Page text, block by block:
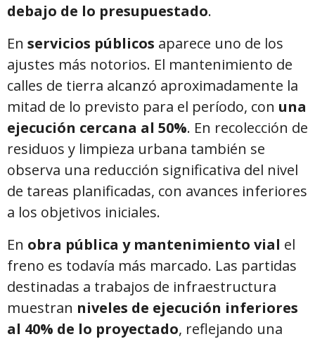
debajo de lo presupuestado.
En servicios públicos aparece uno de los
ajustes más notorios. El mantenimiento de
calles de tierra alcanzó aproximadamente la
mitad de lo previsto para el período, con una
ejecución cercana al 50%. En recolección de
residuos y limpieza urbana también se
observa una reducción significativa del nivel
de tareas planificadas, con avances inferiores
a los objetivos iniciales.
En obra pública y mantenimiento vial el
freno es todavía más marcado. Las partidas
destinadas a trabajos de infraestructura
muestran niveles de ejecución inferiores
al 40% de lo proyectado, reflejando una